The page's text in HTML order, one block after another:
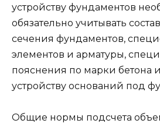
устройству фундаментов
обязательно учитывать
сечения фундаментов,
элементов и арматуры,
пояснения по марки бетона
устройству оснований под
Общие нормы подсчета